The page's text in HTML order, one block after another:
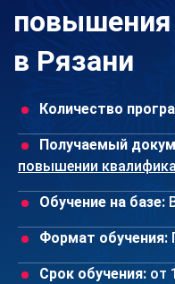
в Рязани
Количество
Получаемый
повышении
Обучение на базе:
Формат обучения:
Срок обучения: от